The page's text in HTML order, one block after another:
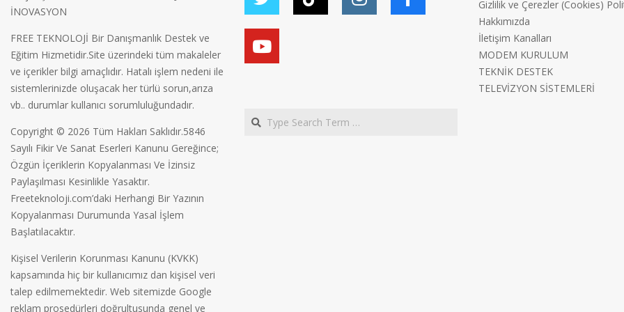
İNOVASYON
FREE TEKNOLOJİ Bir Danışmanlık Destek ve
Eğitim Hizmetidir.Site üzerindeki tüm makaleler
ve içerikler bilgi amaçlıdır. Hatalı işlem nedeni ile
sistemlerinizde oluşacak her türlü sorun,arıza
vb.. durumlar kullanıcı sorumluluğundadır.
Copyright © 2026 Tüm Hakları Saklıdır.5846
Sayılı Fikir Ve Sanat Eserleri Kanunu Gereğince;
Özgün İçeriklerin Kopyalanması Ve İzinsiz
Paylaşılması Kesinlikle Yasaktır.
Freeteknoloji.com’daki Herhangi Bir Yazının
Kopyalanması Durumunda Yasal İşlem
Başlatılacaktır.
Kişisel Verilerin Korunması Kanunu (KVKK)
kapsamında hiç bir kullanıcımız dan kişisel veri
talep edilmemektedir. Web sitemizde Google
reklam prosedürleri doğrultusunda genel ve
Search
Gizlilik ve Çerezler (Cookies)
Hakkımızda
İletişim Kanalları
MODEM KURULUM
TEKNİK DESTEK
TELEVİZYON SİSTEMLERİ